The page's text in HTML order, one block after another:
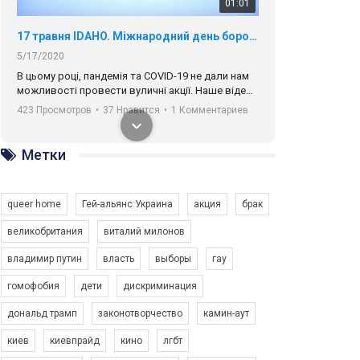
01:01
17 травня IDAHO. Міжнародний день боротьби з гомофобією трансфобією і біфобія.
5/17/2020
В цьому році, пандемія та COVІD-19 не дали нам
можливості провести вуличні акції. Наше відео-
звернення про те, що навіть коли ми у різних
містах та не можемо зустрінеться, ми разом. Ми
закликаємо всіх хто поділяє цінності рівності та
солідарності, приєднатися до нас. Регіональні
підрозділи ГАУ є в 16 областях України.
423 Просмотров • 37 Нравится • 1 Комментариев
Зупинимо насильство проти ЛГБТ в Україні! Stop violence against LGBT in Ukraine!
Емоційний та вражаючий промо-ролік на
Метки
queer home Гей-альянс Украина акция брак
великобритания виталий милонов
владимир путин власть выборы гау
гомофобия дети дискриминация
дональд трамп законотворчество камин-аут
киев киевпрайд кино лгбт